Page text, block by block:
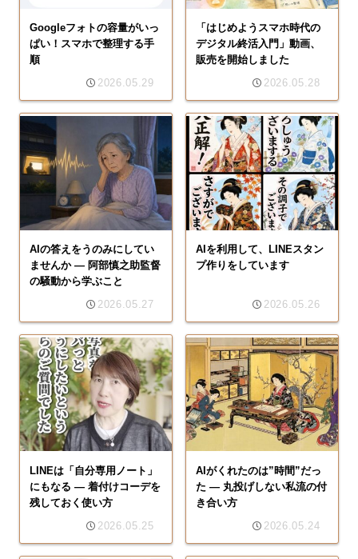
Googleフォトの容量がいっ
ぱい！スマホで整理する手
順
2026.05.29
「はじめようスマホ時代の
デジタル終活入門」動画、
販売を開始しました
2026.05.28
AIの答えをうのみにしてい
ませんか ― 阿部慎之助監督
の騒動から学ぶこと
2026.05.27
AIを利用して、LINEスタン
プ作りをしています
2026.05.26
LINEは「自分専用ノート」
にもなる ― 着付けコーデを
残しておく使い方
2026.05.25
AIがくれたのは”時間”だっ
た ― 丸投げしない私流の付
き合い方
2026.05.24